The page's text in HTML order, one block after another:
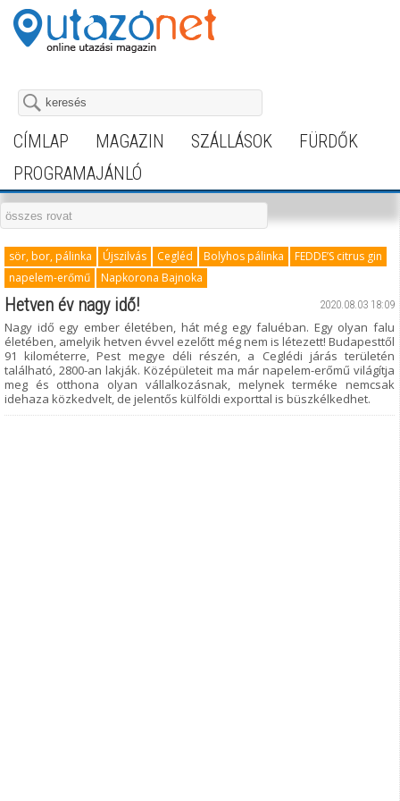
CÍMLAP MAGAZIN SZÁLLÁSOK
FÜRDŐK
PROGRAMAJÁNLÓ
sör, bor, pálinka Újszilvás Cegléd Bolyhos pálinka
FEDDE’S citrus gin
napelem-erőmű
Napkorona Bajnoka
2020.08.03 18:09
Hetven év nagy idő!
Nagy idő egy ember életében, hát még egy faluéban. Egy olyan falu
életében, amelyik hetven évvel ezelőtt még nem is létezett! Budapesttől
91 kilométerre, Pest megye déli részén, a Ceglédi járás területén
található, 2800-an lakják. Középületeit ma már napelem-erőmű világítja
meg és otthona olyan vállalkozásnak, melynek terméke nemcsak
idehaza közkedvelt, de jelentős külföldi exporttal is büszkélkedhet.